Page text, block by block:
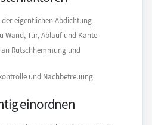
eigentlichen Abdichtung
Wand, Tür, Ablauf und Kante
Rutschhemmung und
und Nachbetreuung
einordnen